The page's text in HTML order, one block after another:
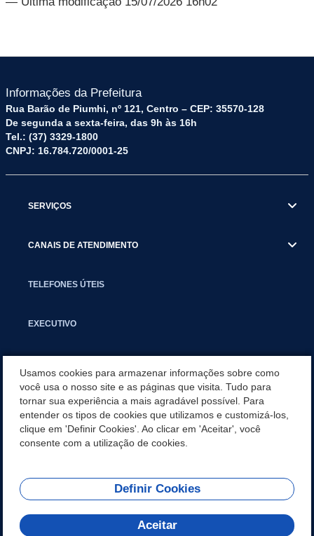
Informações da Prefeitura
Rua Barão de Piumhi, nº 121, Centro – CEP: 35570-128
De segunda a sexta-feira, das 9h às 16h
Tel.: (37) 3329-1800
CNPJ: 16.784.720/0001-25
SERVIÇOS
CANAIS DE ATENDIMENTO
TELEFONES ÚTEIS
EXECUTIVO
APLICATIVO
LICITAÇÕES E COMPRAS PÚBLICAS
REDES SOCIAIS
Usamos cookies para armazenar informações sobre como
você usa o nosso site e as páginas que visita. Tudo para
tornar sua experiência a mais agradável possível. Para
entender os tipos de cookies que utilizamos e customizá-los,
clique em 'Definir Cookies'. Ao clicar em 'Aceitar', você
consente com a utilização de cookies.
Definir Cookies
Aceitar